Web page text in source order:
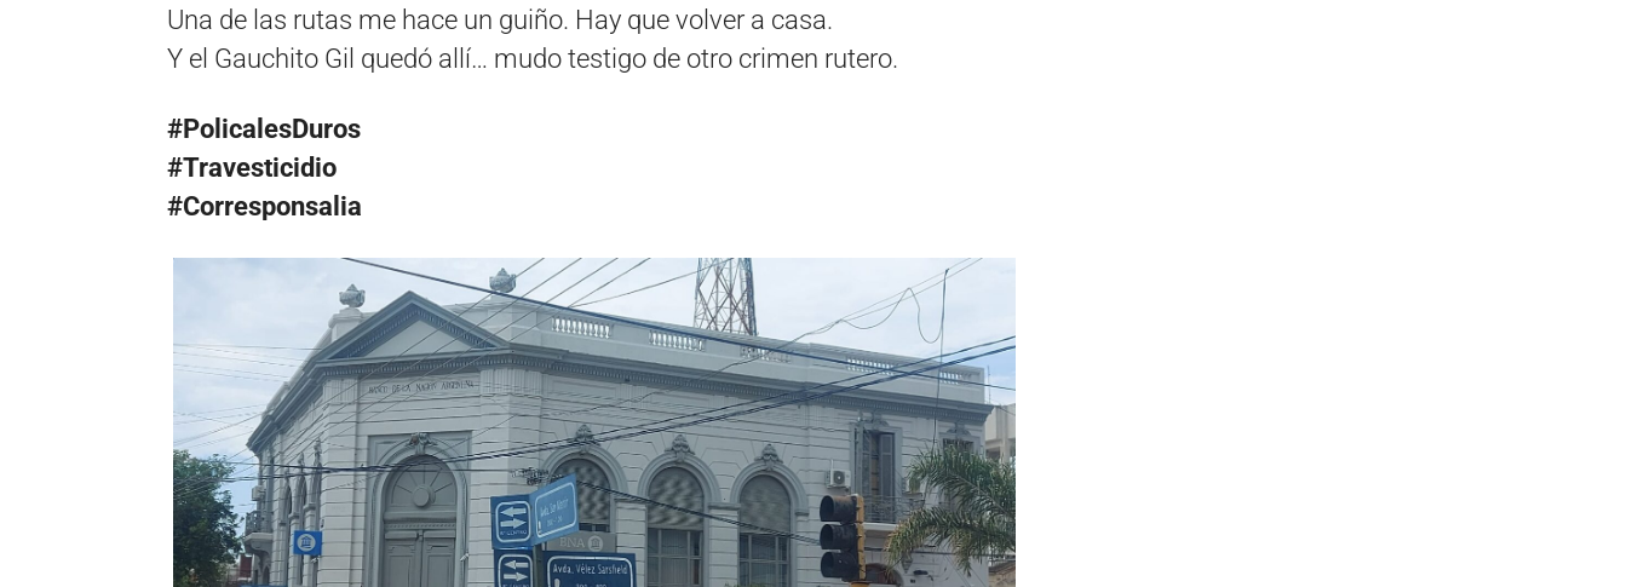
Una de las rutas me hace un guiño. Hay que volver a casa.
Y el Gauchito Gil quedó allí… mudo testigo de otro crimen rutero.
#PolicalesDuros
#Travesticidio
#Corresponsalia